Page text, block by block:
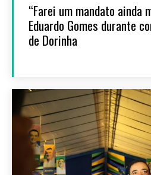
“Farei um mandato ainda
Eduardo Gomes durante
de Dorinha